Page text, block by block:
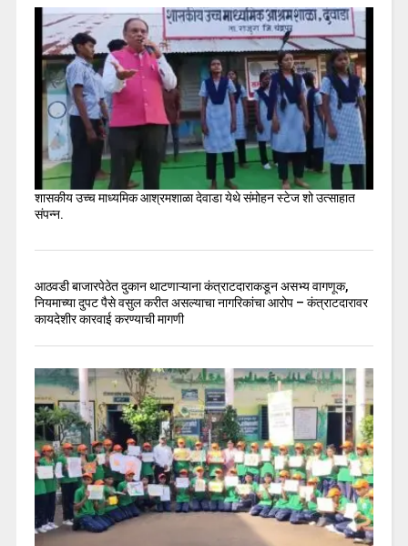
शासकीय उच्च माध्यमिक आश्रमशाळा देवाडा येथे संमोहन स्टेज शो उत्साहात
संपन्न.
आठवडी बाजारपेठेत दुकान थाटणाऱ्याना कंत्राटदाराकडून असभ्य वागणूक,
नियमाच्या दुपट पैसे वसुल करीत असल्याचा नागरिकांचा आरोप – कंत्राटदारावर
कायदेशीर कारवाई करण्याची मागणी